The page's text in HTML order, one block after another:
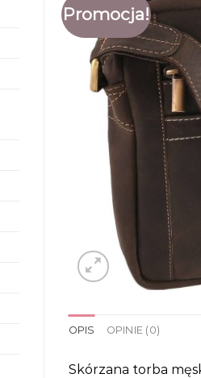
Promocja!
OPIS OPINIE (0)
Skórzana torba